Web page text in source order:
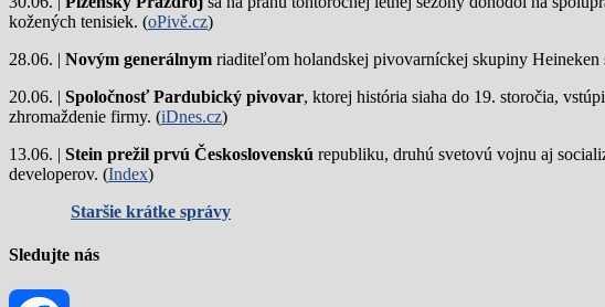
kožených tenisiek. (oPivě.cz)
28.06. | Novým generálnym riaditeľom holandskej pivovarníckej skupiny Heineken
20.06. | Spoločnosť Pardubický pivovar, ktorej história siaha do 19. storočia,
zhromaždenie firmy. (iDnes.cz)
13.06. | Stein prežil prvú Československú republiku, druhú svetovú vojnu aj
developerov. (Index)
Staršie krátke správy
Sledujte nás